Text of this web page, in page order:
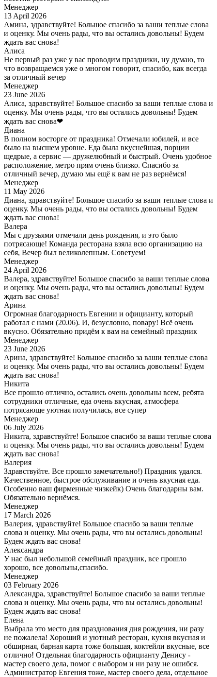
Менеджер
13 April 2026
Амина, здравствуйте! Большое спасибо за ваши теплые слова
и оценку. Мы очень рады, что вы остались довольны! Будем
ждать вас снова!
Алиса
Не первый раз уже у вас проводим праздники, ну думаю, то
что возвращаемся уже о многом говорит, спасибо, как всегда
за отличный вечер
Менеджер
23 June 2026
Алиса, здравствуйте! Большое спасибо за ваши теплые слова и
оценку. Мы очень рады, что вы остались довольны! Будем
ждать вас снова❤
Диана
В полном восторге от праздника! Отмечали юбилей, и все
было на высшем уровне. Еда была вкуснейшая, порции
щедрые, а сервис — дружелюбный и быстрый. Очень удобное
расположение, метро прям очень близко. Спасибо за
отличный вечер, думаю мы ещё к вам не раз вернёмся!
Менеджер
11 May 2026
Диана, здравствуйте! Большое спасибо за ваши теплые слова и
оценку. Мы очень рады, что вы остались довольны! Будем
ждать вас снова!
Валера
Мы с друзьями отмечали день рождения, и это было
потрясающе! Команда ресторана взяла всю организацию на
себя, Вечер был великолепным. Советуем!
Менеджер
24 April 2026
Валера, здравствуйте! Большое спасибо за ваши теплые слова
и оценку. Мы очень рады, что вы остались довольны! Будем
ждать вас снова!
Арина
Огромная благодарность Евгении и официанту, который
работал с нами (20.06). И, безусловно, повару! Всё очень
вкусно. Обязательно придём к вам на семейный праздник
Менеджер
23 June 2026
Арина, здравствуйте! Большое спасибо за ваши теплые слова
и оценку. Мы очень рады, что вы остались довольны! Будем
ждать вас снова!
Никита
Все прошло отлично, остались очень довольны всем, ребята
сотрудники отличные, еда очень вкусная, атмосфера
потрясающе уютная получилась, все супер
Менеджер
06 July 2026
Никита, здравствуйте! Большое спасибо за ваши теплые слова
и оценку. Мы очень рады, что вы остались довольны! Будем
ждать вас снова!
Валерия
Здравствуйте. Все прошло замечательно!) Праздник удался.
Качественное, быстрое обслуживание и очень вкусная еда.
Особенно ваш фирменные чизкейк) Очень благодарны вам.
Обязательно вернёмся.
Менеджер
17 March 2026
Валерия, здравствуйте! Большое спасибо за ваши теплые
слова и оценку. Мы очень рады, что вы остались довольны!
Будем ждать вас снова!
Александра
У нас был небольшой семейный праздник, все прошло
хорошо, все довольны,спасибо.
Менеджер
03 February 2026
Александра, здравствуйте! Большое спасибо за ваши теплые
слова и оценку. Мы очень рады, что вы остались довольны!
Будем ждать вас снова!
Елена
Выбрала это место для празднования дня рождения, ни разу
не пожалела! Хороший и уютный ресторан, кухня вкусная и
обширная, барная карта тоже большая, коктейли вкусные, все
отлично! Отдельная благодарность официанту Денису -
мастер своего дела, помог с выбором и ни разу не ошибся.
Администратор Евгения тоже, мастер своего дела, отдельное